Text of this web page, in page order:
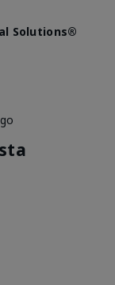
Solutions®